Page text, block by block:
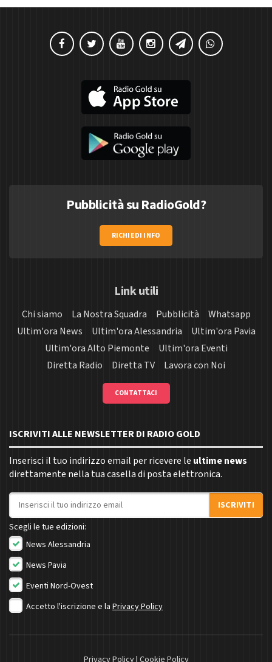
Pubblicità su RadioGold?
RICHIEDI INFO
Link utili
Chi siamo La Nostra Squadra Pubblicità
Whatsapp
Ultim'ora News
Ultim'ora Alessandria
Ultim'ora Pavia
Ultim'ora Alto Piemonte
Ultim'ora Eventi
Diretta Radio
Diretta TV Lavora con Noi
CONTATTACI
ISCRIVITI ALLE NEWSLETTER DI RADIO GOLD
Inserisci il tuo indirizzo email per ricevere le ultime news
direttamente nella tua casella di posta elettronica.
Indirizzo email
ISCRIVITI
Scegli le tue edizioni:
News Alessandria
News Pavia
Eventi Nord-Ovest
Accetto l'iscrizione e la Privacy Policy